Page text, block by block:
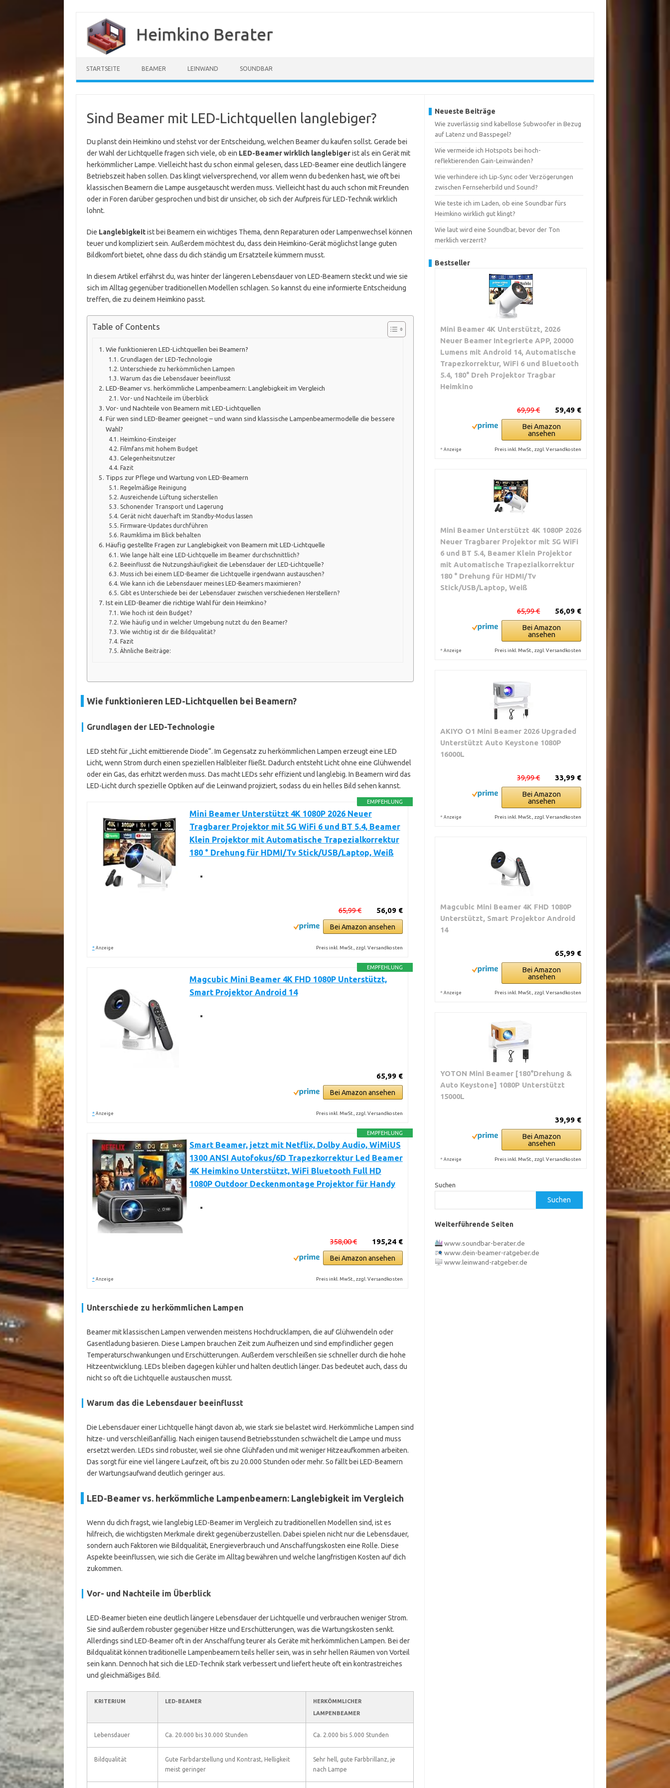
springen
Heimkino Berater
STARTSEITE BEAMER LEINWAND SOUNDBAR
Sind Beamer mit LED-Lichtquellen langlebiger?
Du planst dein Heimkino und stehst vor der Entscheidung, welchen Beamer du kaufen sollst. Gerade bei
der Wahl der Lichtquelle fragen sich viele, ob ein LED-Beamer wirklich langlebigerist als ein Gerät mit
herkömmlicher Lampe. Vielleicht hast du schon einmal gelesen, dass LED-Beamer eine deutlich längere
Betriebszeit haben sollen. Das klingt vielversprechend, vor allem wenn du bedenken hast, wie oft bei
klassischen Beamern die Lampe ausgetauscht werden muss. Vielleicht hast du auch schon mit Freunden
oder in Foren darüber gesprochen und bist dir unsicher, ob sich der Aufpreis für LED-Technik wirklich
lohnt.
Die Langlebigkeitist bei Beamern ein wichtiges Thema, denn Reparaturen oder Lampenwechsel können
teuer und kompliziert sein. Außerdem möchtest du, dass dein Heimkino-Gerät möglichst lange guten
Bildkomfort bietet, ohne dass du dich ständig um Ersatzteile kümmern musst.
In diesem Artikel erfährst du, was hinter der längeren Lebensdauer von LED-Beamern steckt und wie sie
sich im Alltag gegenüber traditionellen Modellen schlagen. So kannst du eine informierte Entscheidung
treffen, die zu deinem Heimkino passt.
Table of Contents
Wie funktionieren LED-Lichtquellen bei Beamern?
Grundlagen der LED-Technologie
Unterschiede zu herkömmlichen Lampen
Warum das die Lebensdauer beeinflusst
LED-Beamer vs. herkömmliche Lampenbeamern: Langlebigkeit im Vergleich
Vor- und Nachteile im Überblick
Vor- und Nachteile von Beamern mit LED-Lichtquellen
Für wen sind LED-Beamer geeignet – und wann sind klassische Lampenbeamermodelle die bessere
Wahl?
Heimkino-Einsteiger
Filmfans mit hohem Budget
Gelegenheitsnutzer
Fazit
Tipps zur Pflege und Wartung von LED-Beamern
Regelmäßige Reinigung
Ausreichende Lüftung sicherstellen
Schonender Transport und Lagerung
Gerät nicht dauerhaft im Standby-Modus lassen
Firmware-Updates durchführen
Raumklima im Blick behalten
Häufig gestellte Fragen zur Langlebigkeit von Beamern mit LED-Lichtquelle
Wie lange hält eine LED-Lichtquelle im Beamer durchschnittlich?
Beeinflusst die Nutzungshäufigkeit die Lebensdauer der LED-Lichtquelle?
Muss ich bei einem LED-Beamer die Lichtquelle irgendwann austauschen?
Wie kann ich die Lebensdauer meines LED-Beamers maximieren?
Gibt es Unterschiede bei der Lebensdauer zwischen verschiedenen Herstellern?
Ist ein LED-Beamer die richtige Wahl für dein Heimkino?
Wie hoch ist dein Budget?
Wie häufig und in welcher Umgebung nutzt du den Beamer?
Wie wichtig ist dir die Bildqualität?
Fazit
Ähnliche Beiträge:
Wie funktionieren LED-Lichtquellen bei Beamern?
Grundlagen der LED-Technologie
LED steht für „Licht emittierende Diode“. Im Gegensatz zu herkömmlichen Lampen erzeugt eine LED
Licht, wenn Strom durch einen speziellen Halbleiter fließt. Dadurch entsteht Licht ohne eine Glühwendel
oder ein Gas, das erhitzt werden muss. Das macht LEDs sehr effizient und langlebig. In Beamern wird das
LED-Licht durch spezielle Optiken auf die Leinwand projiziert, sodass du ein helles Bild sehen kannst.
EMPFEHLUNG
Mini Beamer Unterstützt 4K 1080P 2026 Neuer
Tragbarer Projektor mit 5G WiFi 6 und BT 5.4, Beamer
Klein Projektor mit Automatische Trapezialkorrektur
180 ° Drehung für HDMI/Tv Stick/USB/Laptop, Weiß
56,09 €
65,99 €
Bei Amazon ansehen
* Anzeige Preis inkl. MwSt., zzgl. Versandkosten
EMPFEHLUNG
Magcubic Mini Beamer 4K FHD 1080P Unterstützt,
Smart Projektor Android 14
65,99 €
Bei Amazon ansehen
* Anzeige Preis inkl. MwSt., zzgl. Versandkosten
EMPFEHLUNG
Smart Beamer, jetzt mit Netflix, Dolby Audio, WiMiUS
1300 ANSI Autofokus/6D Trapezkorrektur Led Beamer
4K Heimkino Unterstützt, WiFi Bluetooth Full HD
1080P Outdoor Deckenmontage Projektor für Handy
195,24 €
358,00 €
Bei Amazon ansehen
* Anzeige Preis inkl. MwSt., zzgl. Versandkosten
Unterschiede zu herkömmlichen Lampen
Beamer mit klassischen Lampen verwenden meistens Hochdrucklampen, die auf Glühwendeln oder
Gasentladung basieren. Diese Lampen brauchen Zeit zum Aufheizen und sind empfindlicher gegen
Temperaturschwankungen und Erschütterungen. Außerdem verschleißen sie schneller durch die hohe
Hitzeentwicklung. LEDs bleiben dagegen kühler und halten deutlich länger. Das bedeutet auch, dass du
nicht so oft die Lichtquelle austauschen musst.
Warum das die Lebensdauer beeinflusst
Die Lebensdauer einer Lichtquelle hängt davon ab, wie stark sie belastet wird. Herkömmliche Lampen sind
hitze- und verschleißanfällig. Nach einigen tausend Betriebsstunden schwächelt die Lampe und muss
ersetzt werden. LEDs sind robuster, weil sie ohne Glühfaden und mit weniger Hitzeaufkommen arbeiten.
Das sorgt für eine viel längere Laufzeit, oft bis zu 20.000 Stunden oder mehr. So fällt bei LED-Beamern
der Wartungsaufwand deutlich geringer aus.
LED-Beamer vs. herkömmliche Lampenbeamern: Langlebigkeit im Vergleich
Wenn du dich fragst, wie langlebig LED-Beamer im Vergleich zu traditionellen Modellen sind, ist es
hilfreich, die wichtigsten Merkmale direkt gegenüberzustellen. Dabei spielen nicht nur die Lebensdauer,
sondern auch Faktoren wie Bildqualität, Energieverbrauch und Anschaffungskosten eine Rolle. Diese
Aspekte beeinflussen, wie sich die Geräte im Alltag bewähren und welche langfristigen Kosten auf dich
zukommen.
Vor- und Nachteile im Überblick
LED-Beamer bieten eine deutlich längere Lebensdauer der Lichtquelle und verbrauchen weniger Strom.
Sie sind außerdem robuster gegenüber Hitze und Erschütterungen, was die Wartungskosten senkt.
Allerdings sind LED-Beamer oft in der Anschaffung teurer als Geräte mit herkömmlichen Lampen. Bei der
Bildqualität können traditionelle Lampenbeamern teils heller sein, was in sehr hellen Räumen von Vorteil
sein kann. Dennoch hat sich die LED-Technik stark verbessert und liefert heute oft ein kontrastreiches
und gleichmäßiges Bild.
KRITERIUM LED-BEAMER
HERKÖMMLICHER
LAMPENBEAMER
Lebensdauer Ca. 20.000 bis 30.000 Stunden Ca. 2.000 bis 5.000 Stunden
Bildqualität
Gute Farbdarstellung und Kontrast, Helligkeit
meist geringer
Sehr hell, gute Farbbrillanz, je
nach Lampe
Neueste Beiträge
Wie zuverlässig sind kabellose Subwoofer in Bezug
auf Latenz und Basspegel?
Wie vermeide ich Hotspots bei hoch-
reflektierenden Gain-Leinwänden?
Wie verhindere ich Lip‑Sync oder Verzögerungen
zwischen Fernseherbild und Sound?
Wie teste ich im Laden, ob eine Soundbar fürs
Heimkino wirklich gut klingt?
Wie laut wird eine Soundbar, bevor der Ton
merklich verzerrt?
Bestseller
Mini Beamer 4K Unterstützt, 2026
Neuer Beamer Integrierte APP, 20000
Lumens mit Android 14, Automatische
Trapezkorrektur, WiFi 6 und Bluetooth
5.4, 180° Dreh Projektor Tragbar
Heimkino
59,49 €
69,99 €
Bei Amazon
ansehen
* Anzeige Preis inkl. MwSt., zzgl. Versandkosten
Mini Beamer Unterstützt 4K 1080P 2026
Neuer Tragbarer Projektor mit 5G WiFi
6 und BT 5.4, Beamer Klein Projektor
mit Automatische Trapezialkorrektur
180 ° Drehung für HDMI/Tv
Stick/USB/Laptop, Weiß
56,09 €
65,99 €
Bei Amazon
ansehen
* Anzeige Preis inkl. MwSt., zzgl. Versandkosten
AKIYO O1 Mini Beamer 2026 Upgraded
Unterstützt Auto Keystone 1080P
16000L
33,99 €
39,99 €
Bei Amazon
ansehen
* Anzeige Preis inkl. MwSt., zzgl. Versandkosten
Magcubic Mini Beamer 4K FHD 1080P
Unterstützt, Smart Projektor Android
14
65,99 €
Bei Amazon
ansehen
* Anzeige Preis inkl. MwSt., zzgl. Versandkosten
YOTON Mini Beamer [180°Drehung &
Auto Keystone] 1080P Unterstützt
15000L
39,99 €
Bei Amazon
ansehen
* Anzeige Preis inkl. MwSt., zzgl. Versandkosten
Suchen
Suchen
Weiterführende Seiten
www.soundbar-berater.de
www.dein-beamer-ratgeber.de
www.leinwand-ratgeber.de